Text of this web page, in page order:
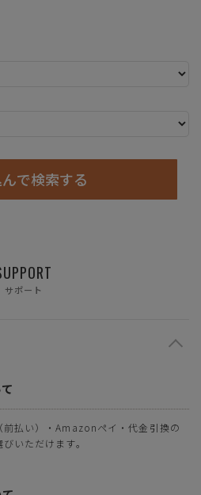
で検索する
サポート
払い）・Amazonペイ・代金引換の
いただけます。